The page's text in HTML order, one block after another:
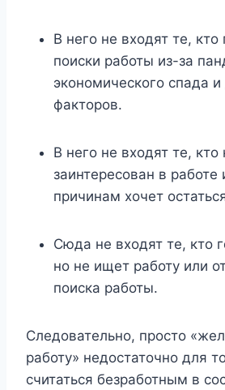
В него не входят те, кто
поиски работы из-за
экономического спада
факторов.
В него не входят те, кто
заинтересован в
причинам хочет
Сюда не входят те, кто
но не ищет работу или
поиска работы.
Следовательно, просто
работу» недостаточно для
считаться безработным в